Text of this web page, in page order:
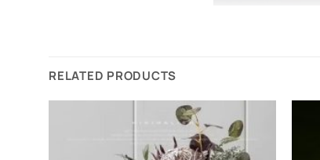
RELATED PRODUCTS